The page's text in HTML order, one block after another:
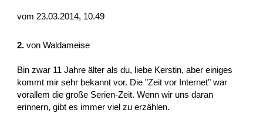
vom 23.03.2014, 10.49
2. von Waldameise
Bin zwar 11 Jahre älter als du, liebe Kerstin, aber einiges
kommt mir sehr bekannt vor. Die "Zeit vor Internet" war
vorallem die große Serien-Zeit. Wenn wir uns daran
erinnern, gibt es immer viel zu erzählen.